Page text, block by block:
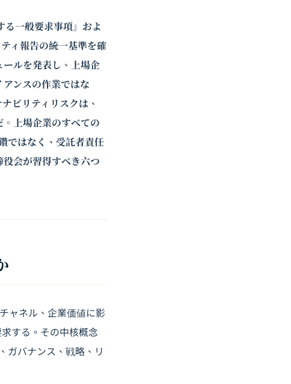
一般要求事項』およ
ィ報告の統一基準を確
ルを発表し、上場企
ンスの作業ではな
ビリティリスクは、
上場企業のすべての
ではなく、受託者責任
会が習得すべき六つ
ャネル、企業価値に影
する。その中核概念
ガバナンス、戦略、リ